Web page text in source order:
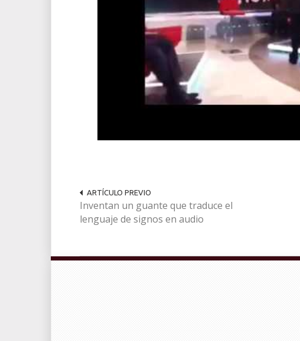
ARTÍCULO PREVIO
Inventan un guante que traduce el
lenguaje de signos en audio